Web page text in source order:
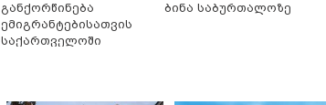
განქორწინება
ემიგრანტებისათვის
საქართველოში
ბინა საბურთალოზე